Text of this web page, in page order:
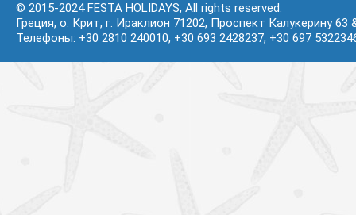
© 2015-2024 FESTA HOLIDAYS, All rights reserved.
Греция, о. Крит, г. Ираклион 71202, Проспект Калукерину 63
Телефоны: +30 2810 240010, +30 693 2428237, +30 697